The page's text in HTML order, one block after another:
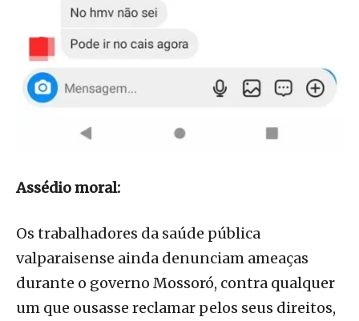
Assédio moral:
Os trabalhadores da saúde pública
valparaisense ainda denunciam ameaças
durante o governo Mossoró, contra qualquer
um que ousasse reclamar pelos seus direitos,